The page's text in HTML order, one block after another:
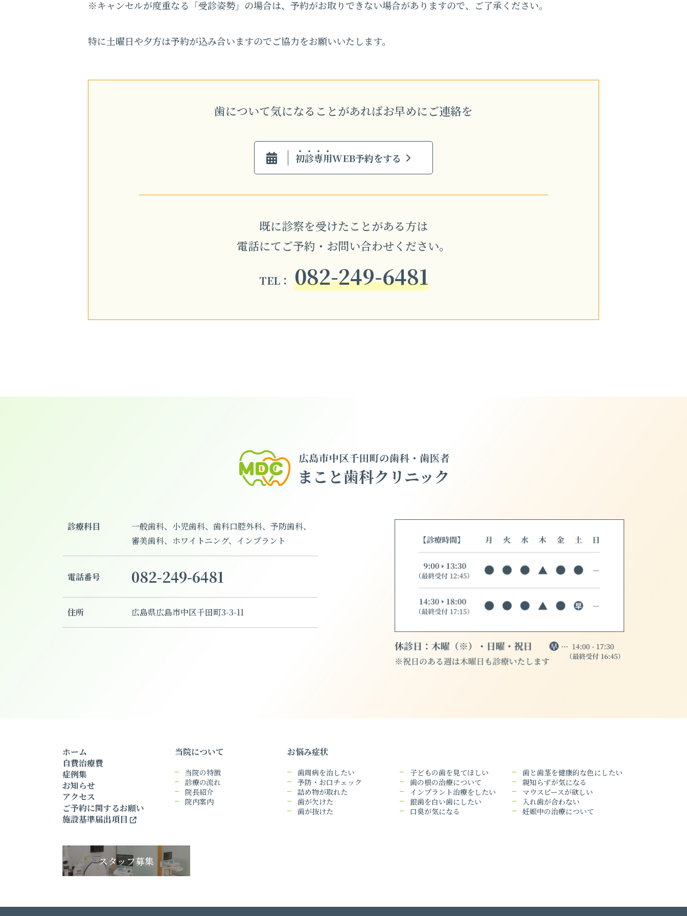
※キャンセルが度重なる「受診姿勢」の場合は、予約がお取りできない場合がありますので、ご了承ください。
特に土曜日や夕方は予約が込み合いますのでご協力をお願いいたします。
歯について気になることがあればお早めにご連絡を
初診専用WEB予約をする
既に診察を受けたことがある方は
電話にてご予約・お問い合わせください。
TEL： 082-249-6481
診療科目
一般歯科、小児歯科、歯科口腔外科、予防歯科、
審美歯科、ホワイトニング、インプラント
電話番号 082-249-6481
住所 広島県広島市中区千田町3-3-11
ホーム
自費治療費
症例集
お知らせ
アクセス
ご予約に関するお願い
施設基準届出項目
当院について
当院の特徴
診療の流れ
院長紹介
院内案内
お悩み症状
歯周病を治したい
予防・お口チェック
詰め物が取れた
歯が欠けた
歯が抜けた
子どもの歯を見てほしい
歯の根の治療について
インプラント治療をしたい
銀歯を白い歯にしたい
口臭が気になる
歯と歯茎を健康的な色にしたい
親知らずが気になる
マウスピースが欲しい
入れ歯が合わない
妊娠中の治療について
スタッフ募集